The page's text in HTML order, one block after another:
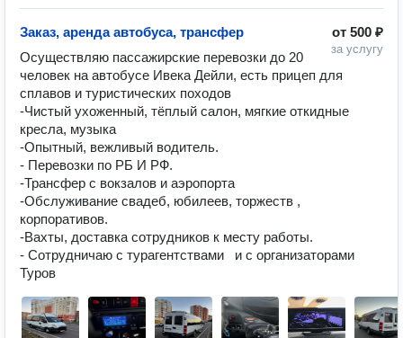
от 500 ₽
за услугу
Заказ, аренда автобуса, трансфер
Осуществляю пассажирские перевозки до 20
человек на автобусе Ивека Дейли, есть прицеп для
сплавов и туристических походов
-Чистый ухоженный, тёплый салон, мягкие откидные
кресла, музыка
-Опытный, вежливый водитель.
- Перевозки по РБ И РФ.
-Трансфер с вокзалов и аэропорта
-Обслуживание свадеб, юбилеев, торжеств ,
корпоративов.
-Вахты, доставка сотрудников к месту работы.
- Сотрудничаю с турагентствами   и с организаторами